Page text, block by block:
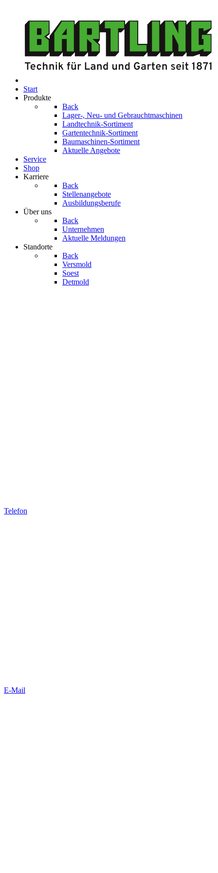
Start
Produkte
Back
Lager-, Neu- und Gebrauchtmaschinen
Landtechnik-Sortiment
Gartentechnik-Sortiment
Baumaschinen-Sortiment
Aktuelle Angebote
Service
Shop
Karriere
Back
Stellenangebote
Ausbildungsberufe
Über uns
Back
Unternehmen
Aktuelle Meldungen
Standorte
Back
Versmold
Soest
Detmold
Telefon
E-Mail